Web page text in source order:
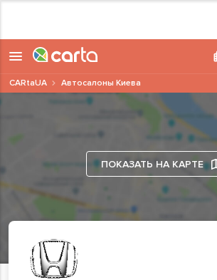
ПОКАЗАТЬ НА КАРТЕ
CARtaUA Автосалоны Киева